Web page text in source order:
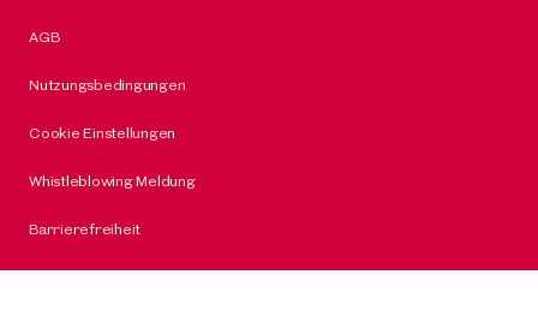
AGB
Nutzungsbedingungen
Cookie Einstellungen
Whistleblowing Meldung
Barrierefreiheit